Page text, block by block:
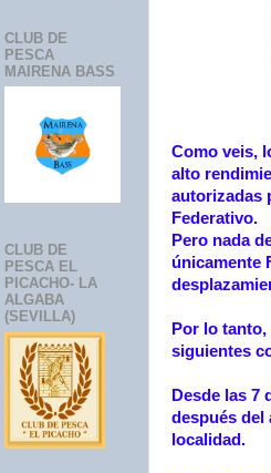
Como veis,
alto
autorizadas
Federativo.
Pero nada
únicamente
Por lo tanto,
siguientes
Desde las 7
después del
localidad.
CLUB DE
PESCA
MAIRENA BASS
CLUB DE
PESCA EL
PICACHO- LA
ALGABA
(SEVILLA)